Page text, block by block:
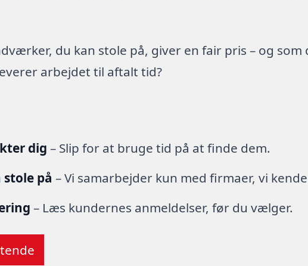
du kan stole på, giver en fair pris – og som
arbejdet til aftalt tid?
dig – Slip for at bruge tid på at finde dem.
på – Vi samarbejder kun med firmaer, vi
– Læs kundernes anmeldelser, før du vælger.